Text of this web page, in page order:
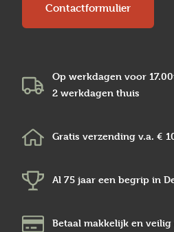
Contactformulier
Op werkdagen voor
2 werkdagen thuis
Gratis verzending v.a. €
Al 75 jaar een begrip in
Betaal makkelijk en veilig